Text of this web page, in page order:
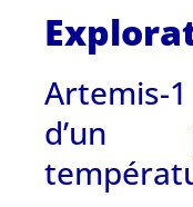
Artemis-
d’un